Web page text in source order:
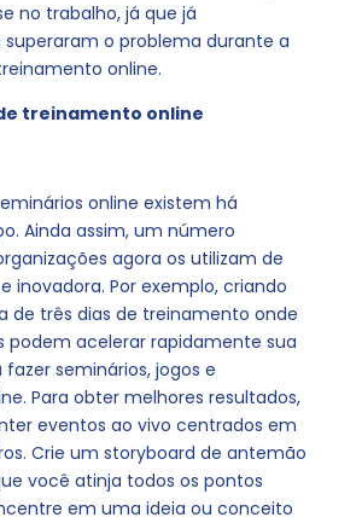
no trabalho, já que já
o problema durante a
online.
treinamento online
online existem há
Ainda assim, um número
agora os utilizam de
inovadora. Por exemplo, criando
de três dias de treinamento onde
podem acelerar rapidamente sua
seminários, jogos e
Para obter melhores resultados,
eventos ao vivo centrados em
Crie um storyboard de antemão
você atinja todos os pontos
em uma ideia ou conceito